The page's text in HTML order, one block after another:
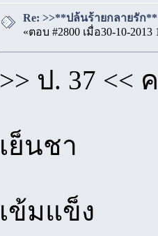
Re: >>**ปล้นร้ายกลายรัก
«ตอบ #2800 เมื่อ30-10-2013
>> ป. 37 <<
เย็นชา
เข้มแข็ง